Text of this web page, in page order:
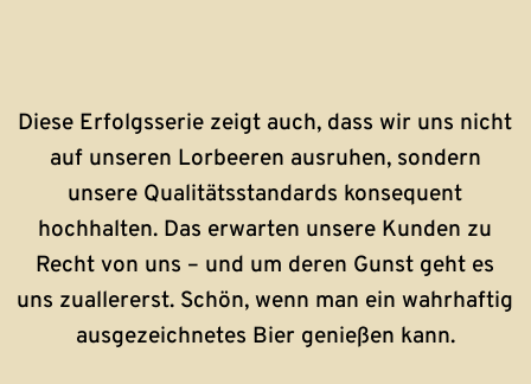
Diese Erfolgsserie zeigt auch, dass wir uns nicht
auf unseren Lorbeeren ausruhen, sondern
unsere Qualitätsstandards konsequent
hochhalten. Das erwarten unsere Kunden zu
Recht von uns – und um deren Gunst geht es
uns zuallererst. Schön, wenn man ein wahrhaftig
ausgezeichnetes Bier genießen kann.